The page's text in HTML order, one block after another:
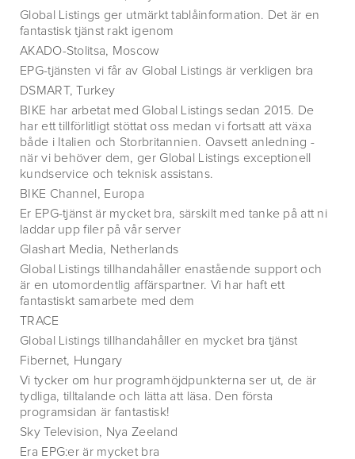
Global Listings ger utmärkt tablåinformation. Det är en
fantastisk tjänst rakt igenom
AKADO-Stolitsa, Moscow
EPG-tjänsten vi får av Global Listings är verkligen bra
DSMART, Turkey
BIKE har arbetat med Global Listings sedan 2015. De
har ett tillförlitligt stöttat oss medan vi fortsatt att växa
både i Italien och Storbritannien. Oavsett anledning -
när vi behöver dem, ger Global Listings exceptionell
kundservice och teknisk assistans.
BIKE Channel, Europa
Er EPG-tjänst är mycket bra, särskilt med tanke på att ni
laddar upp filer på vår server
Glashart Media, Netherlands
Global Listings tillhandahåller enastående support och
är en utomordentlig affärspartner. Vi har haft ett
fantastiskt samarbete med dem
TRACE
Global Listings tillhandahåller en mycket bra tjänst
Fibernet, Hungary
Vi tycker om hur programhöjdpunkterna ser ut, de är
tydliga, tilltalande och lätta att läsa. Den första
programsidan är fantastisk!
Sky Television, Nya Zeeland
Era EPG:er är mycket bra